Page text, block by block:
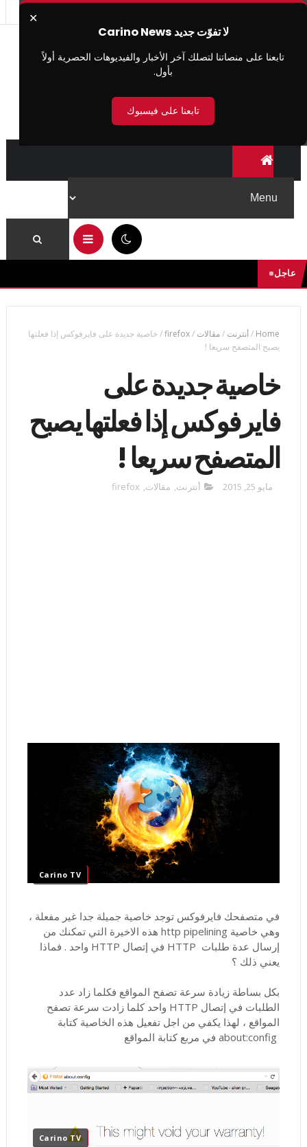
✕
لا تفوّت جديد Carino News
تابعنا على منصاتنا لتصلك آخر الأخبار والفيديوهات الحصرية أولاً
بأول.
تابعنا على فيسبوك
عاجل
Home
/أنترنت /مقالات /
firefox
/خاصية جديدة على فايرفوكس إذا فعلتها
يصبح المتصفح سريعا !
خاصية جديدة على
فايرفوكس إذا فعلتها يصبح
المتصفح سريعا !
مايو 25, 2015 أنترنت, مقالات,
firefox
Carino TV
في متصفحك فايرفوكس توجد خاصية جميلة جدا غير مفعلة ،
وهي خاصية http pipelining هذه الاخيرة التي تمكنك من
إرسال عدة طلبات HTTP في إتصال HTTP واحد . فماذا
يعني ذلك ؟
بكل بساطة زيادة سرعة تصفح المواقع فكلما زاد عدد
الطلبات في إتصال HTTP واحد كلما زادت سرعة تصفح
المواقع ، لهذا يكفي من اجل تفعيل هذه الخاصية كتابة
Carino TV